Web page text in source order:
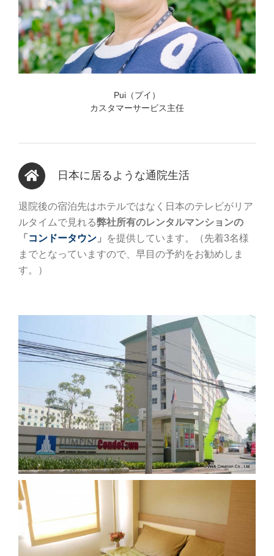
Pui（プイ）
カスタマーサービス主任
日本に居るような通院生活
退院後の宿泊先はホテルではなく日本のテレビがリア
ルタイムで見れる弊社所有のレンタルマンションの
「 コンドータウン 」
を提供しています。（先着3名様
までとなっていますので、早目の予約をお勧めしま
す。）